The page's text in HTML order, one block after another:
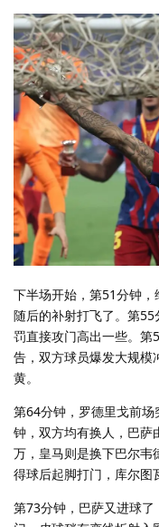
下半场开始，第51分钟
随后的补射打飞了。第
罚直接攻门高出一些。第
告，双方球员爆发大规模
黄。
第64分钟，罗德里戈前
钟，双方均有换人，巴萨
万，皇马则是换下巴尔韦
得球后起脚打门，库尔图
第73分钟，巴萨又进球